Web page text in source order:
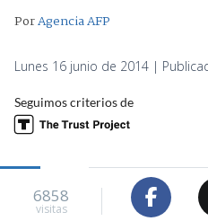
PorAgencia AFP
Lunes 16 junio de 2014 |
Seguimos criterios de
6858
visitas